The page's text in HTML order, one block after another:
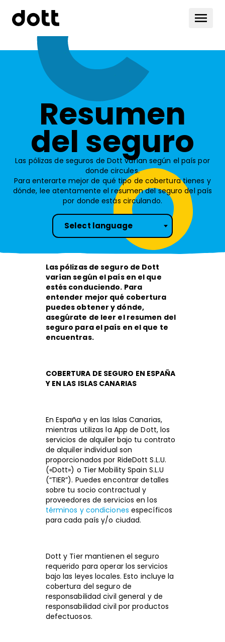
Resumen
del seguro
Las pólizas de seguros de Dott varían según el país por
donde circules.
Para enterarte mejor de qué tipo de cobertura tienes y
dónde, lee atentamente el resumen del seguro del país
por donde estás circulando.
Select language
Las pólizas de seguro de Dott
varían según el país en el que
estés conduciendo. Para
entender mejor qué cobertura
puedes obtener y dónde,
asegúrate de leer el resumen del
seguro para el país en el que te
encuentras.
COBERTURA DE SEGURO EN ESPAÑA
Y EN LAS ISLAS CANARIAS
En España y en las Islas Canarias,
mientras utilizas la App de Dott, los
servicios de alquiler bajo tu contrato
de alquiler individual son
proporcionados por RideDott S.L.U.
(«Dott») o Tier Mobility Spain S.L.U
(“TIER”). Puedes encontrar detalles
sobre tu socio contractual y
proveedores de servicios en los
términos y condiciones específicos
para cada país y/o ciudad.
Dott y Tier mantienen el seguro
requerido para operar los servicios
bajo las leyes locales. Esto incluye la
cobertura del seguro de
responsabilidad civil general y de
responsabilidad civil por productos
defectuosos.